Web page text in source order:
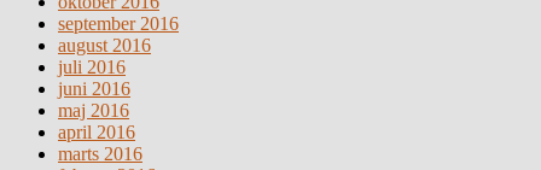
september 2016
august 2016
juli 2016
juni 2016
maj 2016
april 2016
marts 2016